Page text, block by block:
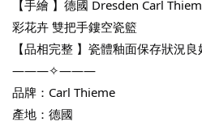
【手繪 】德國 Dresden Carl
彩花卉 雙把手鏤空瓷籃
【品相完整 】瓷體釉面保存狀況良
———✧———
品牌：Carl Thieme
產地：德國